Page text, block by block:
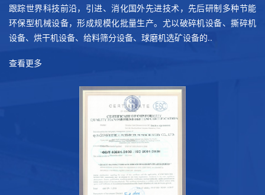
跟踪世界科技前沿，引进、消化国外先进技术，先后研制多种节能
环保型机械设备，形成规模化批量生产。尤以破碎机设备、撕碎机
设备、烘干机设备、给料筛分设备、球磨机选矿设备的..
查看更多